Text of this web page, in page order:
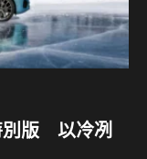
別版 以冷冽